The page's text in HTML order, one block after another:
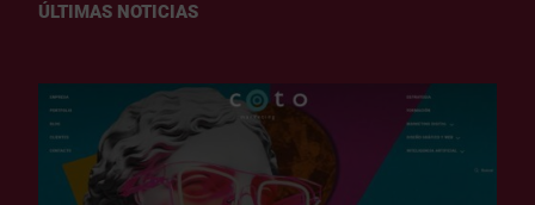
ÚLTIMAS NOTICIAS